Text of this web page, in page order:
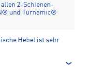
2-Schienen-
und Turnamic®
Hebel ist sehr